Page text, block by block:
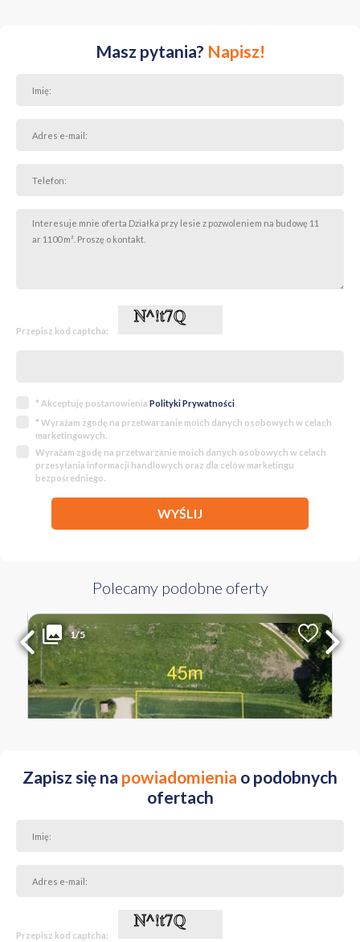
Masz pytania? Napisz!
Przepisz kod captcha:
* Akceptuję postanowienia Polityki Prywatności.
* Wyrażam zgodę na przetwarzanie moich danych osobowych w celach
marketingowych.
Wyrażam zgodę na przetwarzanie moich danych osobowych w celach
przesyłania informacji handlowych oraz dla celów marketingu
bezpośredniego.
WYŚLIJ
Polecamy podobne oferty
1/5Liczba pokoi Powierzchnia
1417 m2
Cena za m2
211 PLN
MAŁOPOLSKIE krakowski
Zapisz się na powiadomienia o podobnych
ofertach
Przepisz kod captcha: